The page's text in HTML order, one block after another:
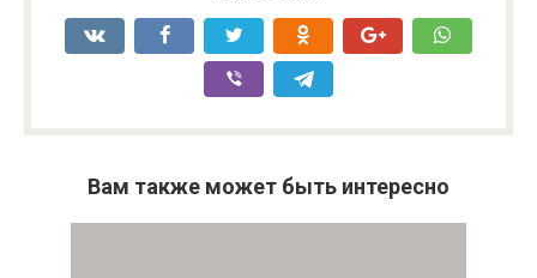
Вам также может быть интересно